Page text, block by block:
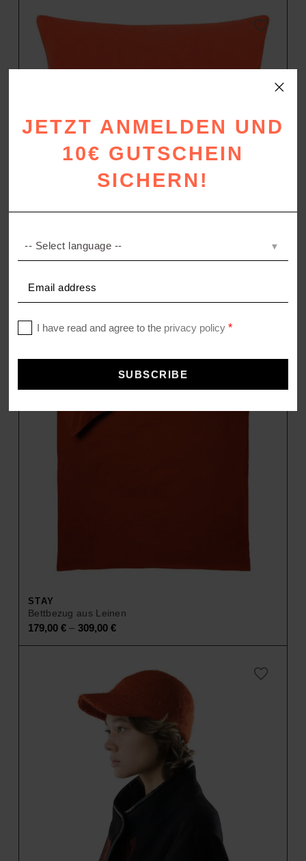
Kissenbezug aus Fleece
35,00€–45,00€
STAY
Bettbezug aus Leinen
179,00 € – 309,00 €
JETZT ANMELDEN UND
10€ GUTSCHEIN
SICHERN!